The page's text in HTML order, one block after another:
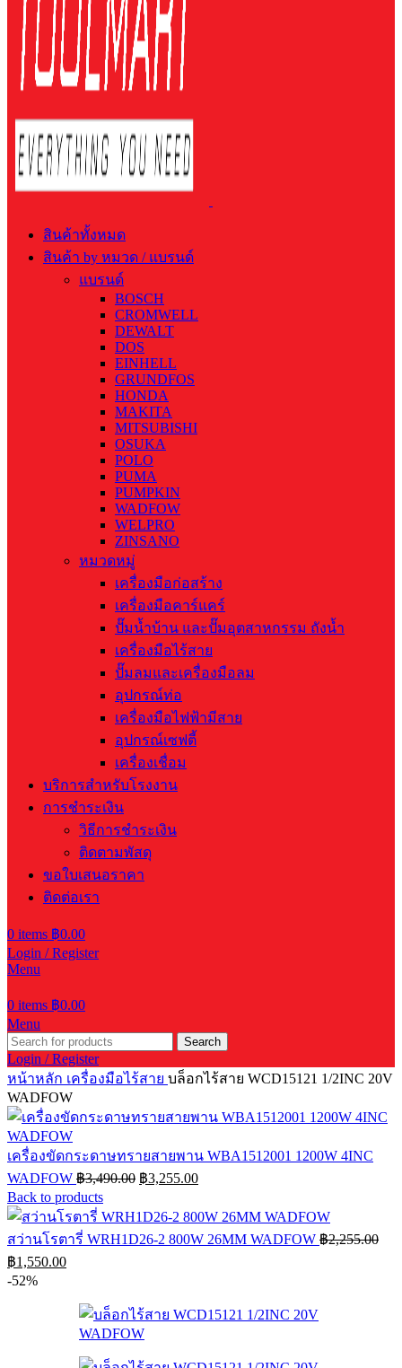
สินค้าทั้งหมด
สินค้า by หมวด / แบรนด์
แบรนด์
BOSCH
CROMWELL
DEWALT
DOS
EINHELL
GRUNDFOS
HONDA
MAKITA
MITSUBISHI
OSUKA
POLO
PUMA
PUMPKIN
WADFOW
WELPRO
ZINSANO
หมวดหมู่
เครื่องมือก่อสร้าง
เครื่องมือคาร์แคร์
ปั๊มน้ำบ้าน และปั๊มอุตสาหกรรม ถังน้ำ
เครื่องมือไร้สาย
ปั๊มลมและเครื่องมือลม
อุปกรณ์ท่อ
เครื่องมือไฟฟ้ามีสาย
อุปกรณ์เซฟตี้
เครื่องเชื่อม
บริการสำหรับโรงงาน
การชำระเงิน
วิธีการชำระเงิน
ติดตามพัสดุ
ขอใบเสนอราคา
ติดต่อเรา
0 items ฿0.00
Login / Register
Menu
0 items ฿0.00
Menu
Search
Login / Register
หน้าหลัก เครื่องมือไร้สาย บล็อกไร้สาย WCD15121 1/2INC 20V
WADFOW
เครื่องขัดกระดาษทรายสายพาน WBA1512001 1200W 4INC
WADFOW ฿3,490.00 Original
price
฿3,490.00.
฿3,255.00Current
price
฿3,255.00.
Back to products
สว่านโรตารี่ WRH1D26-2 800W 26MM WADFOW ฿2,255.00
Original
price
was:
฿1,550.00Current
price
฿1,550.00.
-52%